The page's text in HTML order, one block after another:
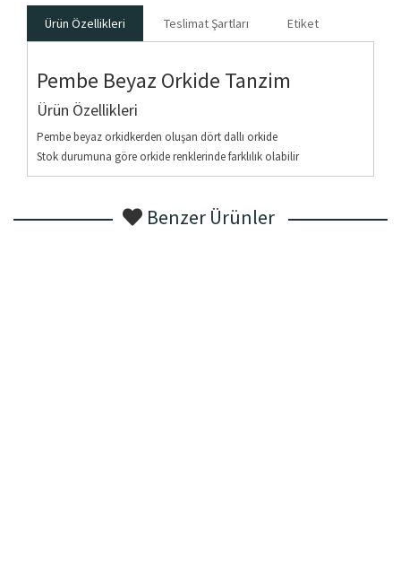
Ürün Özellikleri Teslimat Şartları Etiket
Pembe Beyaz Orkide Tanzim
Ürün Özellikleri
Pembe beyaz orkidkerden oluşan dört dallı orkide
Stok durumuna göre orkide renklerinde farklılık olabilir
Benzer Ürünler